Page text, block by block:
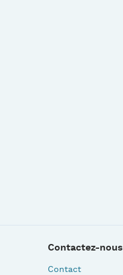
Contactez-nous
Contact